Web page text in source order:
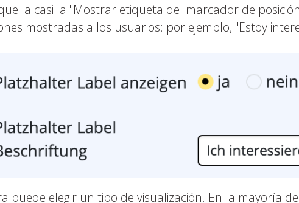
la casilla "Mostrar etiqueta del marcador de
mostradas a los usuarios: por ejemplo, "Estoy
puede elegir un tipo de visualización. En la mayoría